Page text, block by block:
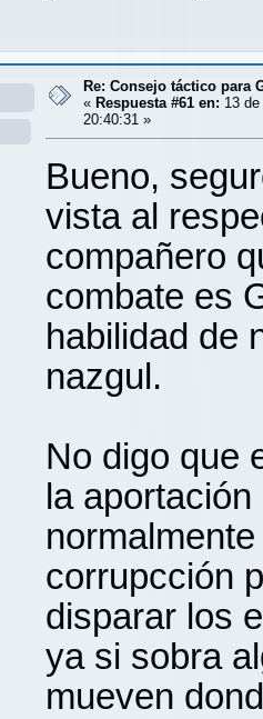
Re: Consejo táctico para
« Respuesta #61 en: 13
20:40:31 »
Bueno,
vista al
compañero
combate es
habilidad de
nazgul.
No digo que
la
corrupcción
disparar los
ya si sobra
mueven